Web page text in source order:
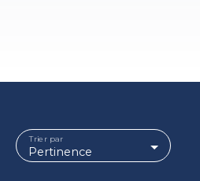
Pertinence
Trier par